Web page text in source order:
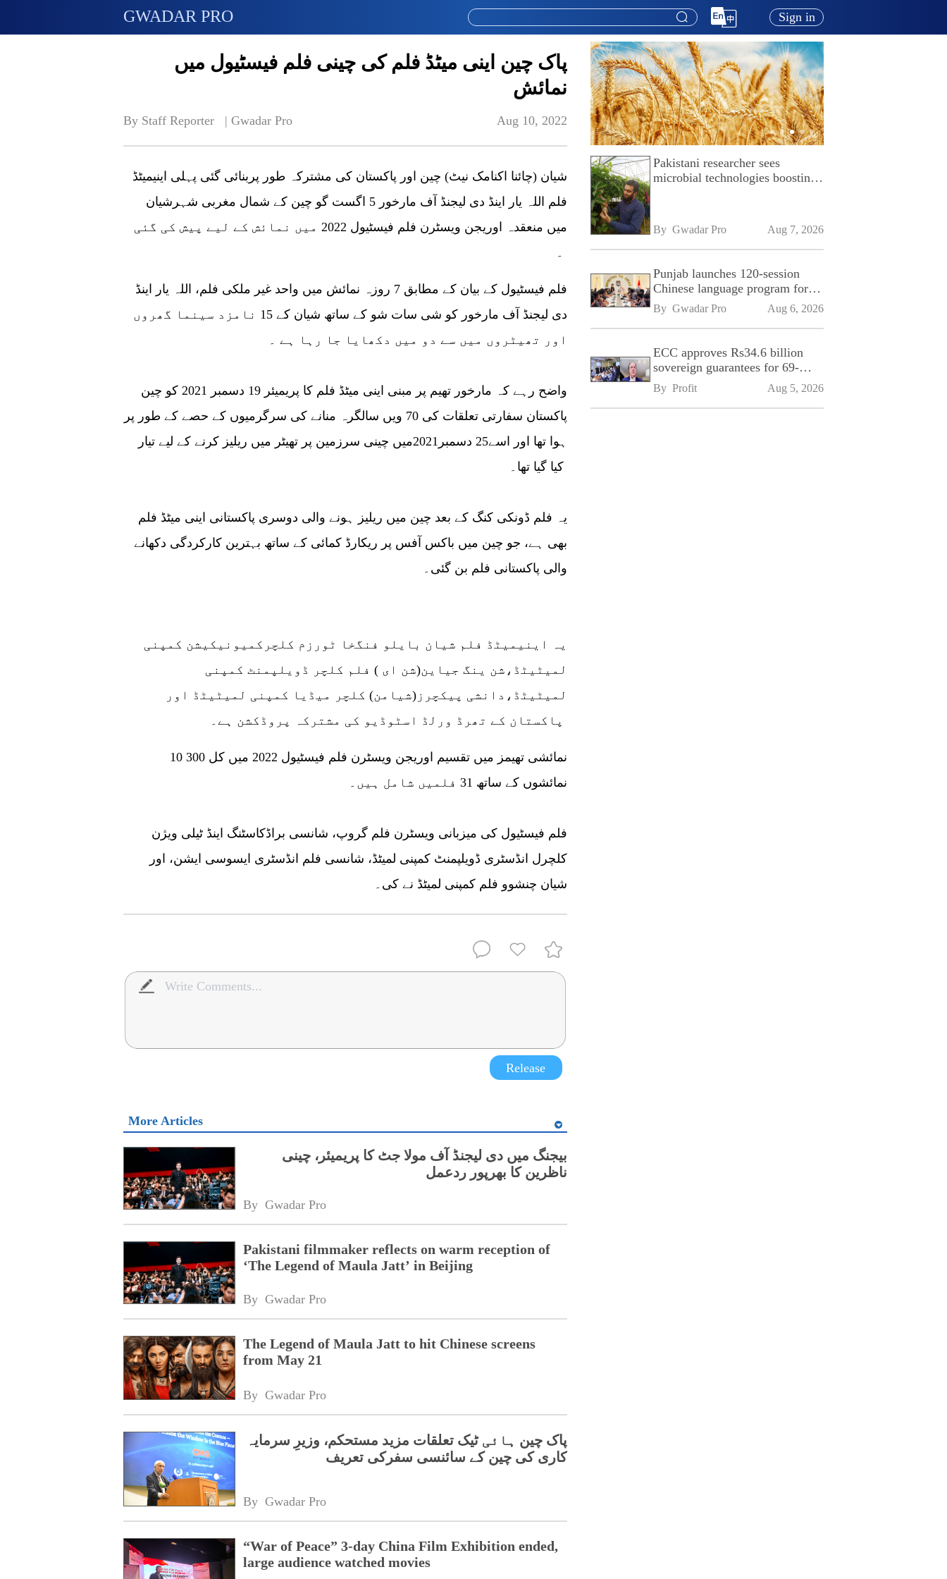
GWADAR PRO Sign in
پاک چین اینی میٹڈ فلم کی چینی فلم فیسٹیول میں
نمائش
By Staff Reporter   | Gwadar Pro Aug 10, 2022
شیان (چائنا اکنامک نیٹ) چین اور پاکستان کی مشترکہ طور پربنائی گئی پہلی اینیمیٹڈ
فلم اللہ یار اینڈ دی لیجنڈ آف مارخور 5 اگست گو چین کے شمال مغربی شہرشیان
میں منعقدہ اوریجن ویسٹرن فلم فیسٹیول 2022 میں نمائش کے لیے پیش کی گئی
فلم فیسٹیول کے بیان کے مطابق 7 روزہ نمائش میں واحد غیر ملکی فلم، اللہ یار اینڈ
دی لیجنڈ آف مارخور کو شی سات شو کے ساتھ شیان کے 15 نامزد سینما گھروں
اور تھیٹروں میں سے دو میں دکھایا جا رہا ہے ۔
واضح رہے کہ مارخور تھیم پر مبنی اینی میٹڈ فلم کا پریمیئر 19 دسمبر 2021 کو چین
پاکستان سفارتی تعلقات کی 70 ویں سالگرہ منانے کی سرگرمیوں کے حصے کے طور پر
ہوا تھا اور اسے25 دسمبر2021میں چینی سرزمین پر تھیٹر میں ریلیز کرنے کے لیے تیار
یہ فلم ڈونکی کنگ کے بعد چین میں ریلیز ہونے والی دوسری پاکستانی اینی میٹڈ فلم
بھی ہے، جو چین میں باکس آفس پر ریکارڈ کمائی کے ساتھ بہترین کارکردگی دکھانے
والی پاکستانی فلم بن گئی۔
لمیٹیٹڈ،شن ینگ جیاین(شن ای ) فلم کلچر ڈویلپمنٹ کمپنی
لمیٹیٹڈ،دانشی پیکچرز(شیامن) کلچر میڈیا کمپنی لمیٹیٹڈ اور
10 نمائشی تھیمز میں تقسیم اوریجن ویسٹرن فلم فیسٹیول 2022 میں کل 300
نمائشوں کے ساتھ 31 فلمیں شامل ہیں۔
فلم فیسٹیول کی میزبانی ویسٹرن فلم گروپ، شانسی براڈکاسٹنگ اینڈ ٹیلی ویژن
کلچرل انڈسٹری ڈویلپمنٹ کمپنی لمیٹڈ، شانسی فلم انڈسٹری ایسوسی ایشن، اور
شیان چنشوو فلم کمپنی لمیٹڈ نے کی۔
Release
More Articles
بیجنگ میں دی لیجنڈ آف مولا جٹ کا پریمیئر، چینی
ناظرین کا بھرپور ردعمل
By Gwadar Pro
Pakistani filmmaker reflects on warm reception of
‘The Legend of Maula Jatt’ in Beijing
By Gwadar Pro
The Legend of Maula Jatt to hit Chinese screens
from May 21
By Gwadar Pro
پاک چین ہائی ٹیک تعلقات مزید مستحکم، وزیرِ سرمایہ
کاری کی چین کے سائنسی سفرکی تعریف
By Gwadar Pro
“War of Peace” 3-day China Film Exhibition ended,
large audience watched movies
Pakistani researcher sees
microbial technologies boosting
By Gwadar Pro Aug 7, 2026
Punjab launches 120-session
Chinese language program for
SPU
By Gwadar Pro Aug 6, 2026
ECC approves Rs34.6 billion
sovereign guarantees for 69-
kilometre Sialkot-Kharian
Motorway
By Profit Aug 5, 2026